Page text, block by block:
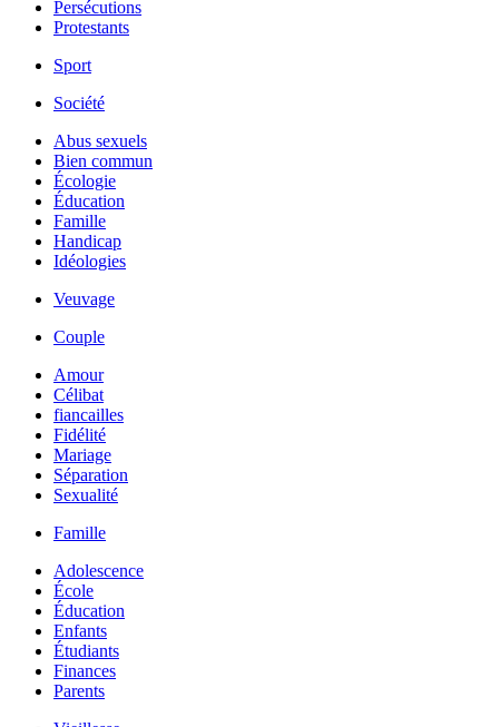
Persécutions
Protestants
Sport
Société
Abus sexuels
Bien commun
Écologie
Éducation
Famille
Handicap
Idéologies
Veuvage
Couple
Amour
Célibat
fiancailles
Fidélité
Mariage
Séparation
Sexualité
Famille
Adolescence
École
Éducation
Enfants
Étudiants
Finances
Parents